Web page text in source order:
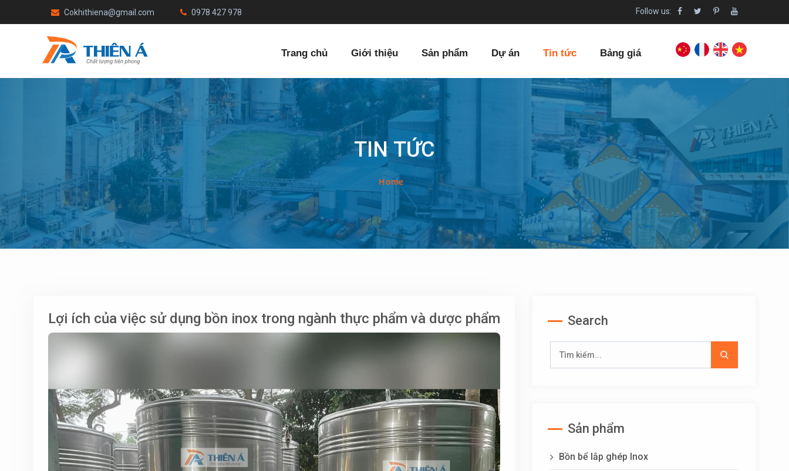
Cokhithiena@gmail.com 0978 427 978 Follow us:
Trang chủ Giới thiệu Sản phẩm Dự án Tin tức Bảng giá
TIN TỨC
Home
Lợi ích của việc sử dụng bồn inox trong ngành thực phẩm và dược phẩm Search
Sản phẩm
Bồn bể lắp ghép Inox